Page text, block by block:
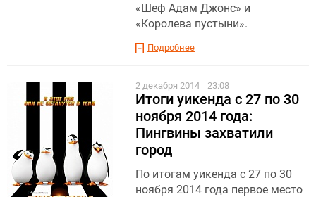
«Шеф Адам Джонс» и
«Королева пустыни».
Подробнее
2 декабря 2014 23:08
Итоги уикенда c 27 по 30
ноября 2014 года:
Пингвины захватили
город
По итогам уикенда с 27 по 30
ноября 2014 года первое место